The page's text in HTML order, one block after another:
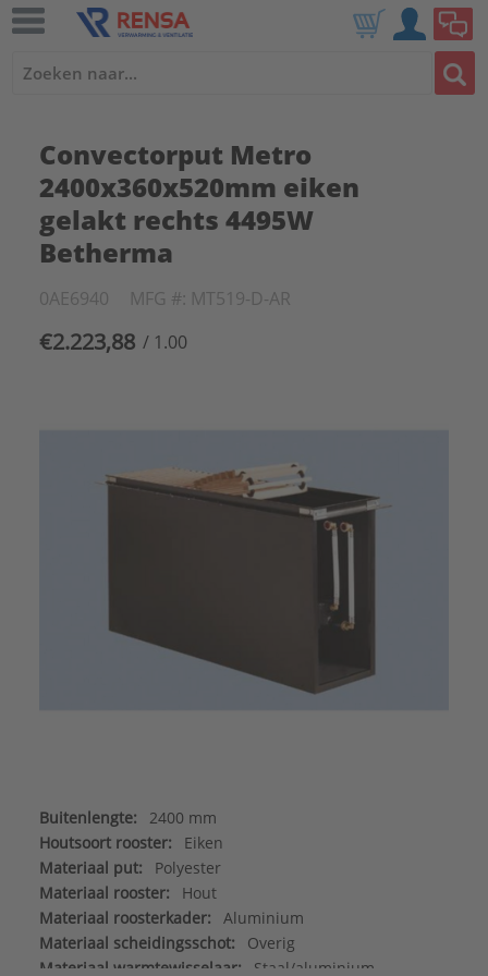
Convectorput Metro
2400x360x520mm eiken
gelakt rechts 4495W
Betherma
0AE6940 MFG #: MT519-D-AR
€2.223,88 / 1.00
Buitenlengte:
2400 mm
Houtsoort rooster:
Eiken
Materiaal put:
Polyester
Materiaal rooster:
Hout
Materiaal roosterkader:
Aluminium
Materiaal scheidingsschot:
Overig
Materiaal warmtewisselaar:
Staal/aluminium